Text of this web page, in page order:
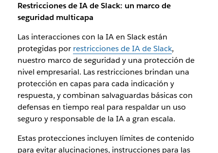
Restricciones de IA de Slack: un marco de
seguridad multicapa
Las interacciones con la IA en Slack están
protegidas por restricciones de IA de Slack,
nuestro marco de seguridad y una protección de
nivel empresarial. Las restricciones brindan una
protección en capas para cada indicación y
respuesta, y combinan salvaguardas básicas con
defensas en tiempo real para respaldar un uso
seguro y responsable de la IA a gran escala.
Estas protecciones incluyen límites de contenido
para evitar alucinaciones, instrucciones para las